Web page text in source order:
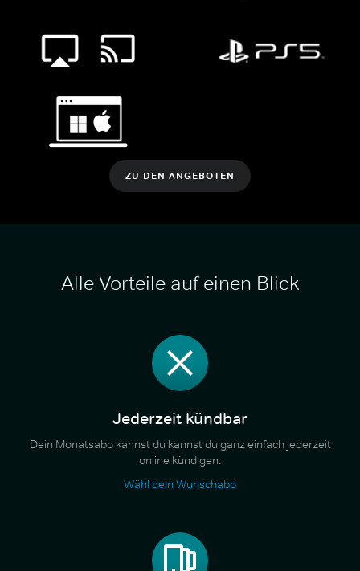
ZU DEN ANGEBOTEN
Alle Vorteile auf einen Blick
Jederzeit kündbar
Dein Monatsabo kannst du kannst du ganz einfach jederzeit
online kündigen.
Wähl dein Wunschabo